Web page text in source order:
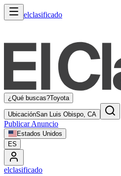
elclasificado
¿Qué buscas?Toyota
UbicaciónSan Luis Obispo, CA
Publicar Anuncio
Estados Unidos
ES
elclasificado